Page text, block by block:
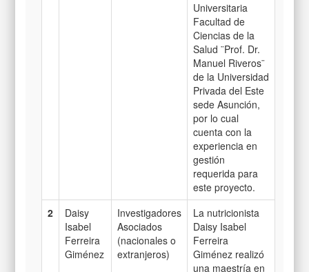
Universitaria
Facultad de
Ciencias de la
Salud ¨Prof. Dr.
Manuel Riveros¨
de la Universidad
Privada del Este
sede Asunción,
por lo cual
cuenta con la
experiencia en
gestión
requerida para
este proyecto.
2
Daisy
Isabel
Ferreira
Giménez
Investigadores
Asociados
(nacionales o
extranjeros)
La nutricionista
Daisy Isabel
Ferreira
Giménez realizó
una maestría en